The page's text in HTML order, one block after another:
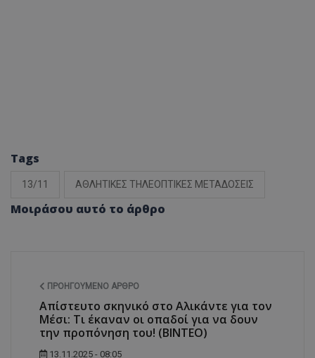
Tags
13/11 ΑΘΛΗΤΙΚΕΣ ΤΗΛΕΟΠΤΙΚΕΣ ΜΕΤΑΔΟΣΕΙΣ
Μοιράσου αυτό το άρθρο
ΠΡΟΗΓΟΎΜΕΝΟ ΆΡΘΡΟ
Απίστευτο σκηνικό στο Αλικάντε για τον
Μέσι: Τι έκαναν οι οπαδοί για να δουν
την προπόνηση του! (ΒΙΝΤΕΟ)
13.11.2025 - 08:05